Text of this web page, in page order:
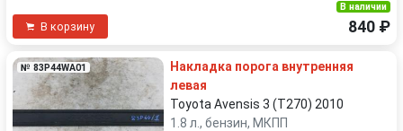
В корзину
В наличии
840 ₽
№ 83P44WA01
Накладка порога внутренняя
левая
Toyota Avensis 3 (T270) 2010
1.8 л., бензин, МКПП